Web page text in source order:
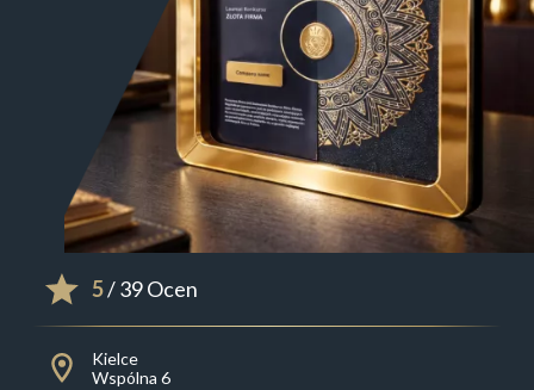
5/ 39 Ocen
Kielce
Wspólna 6